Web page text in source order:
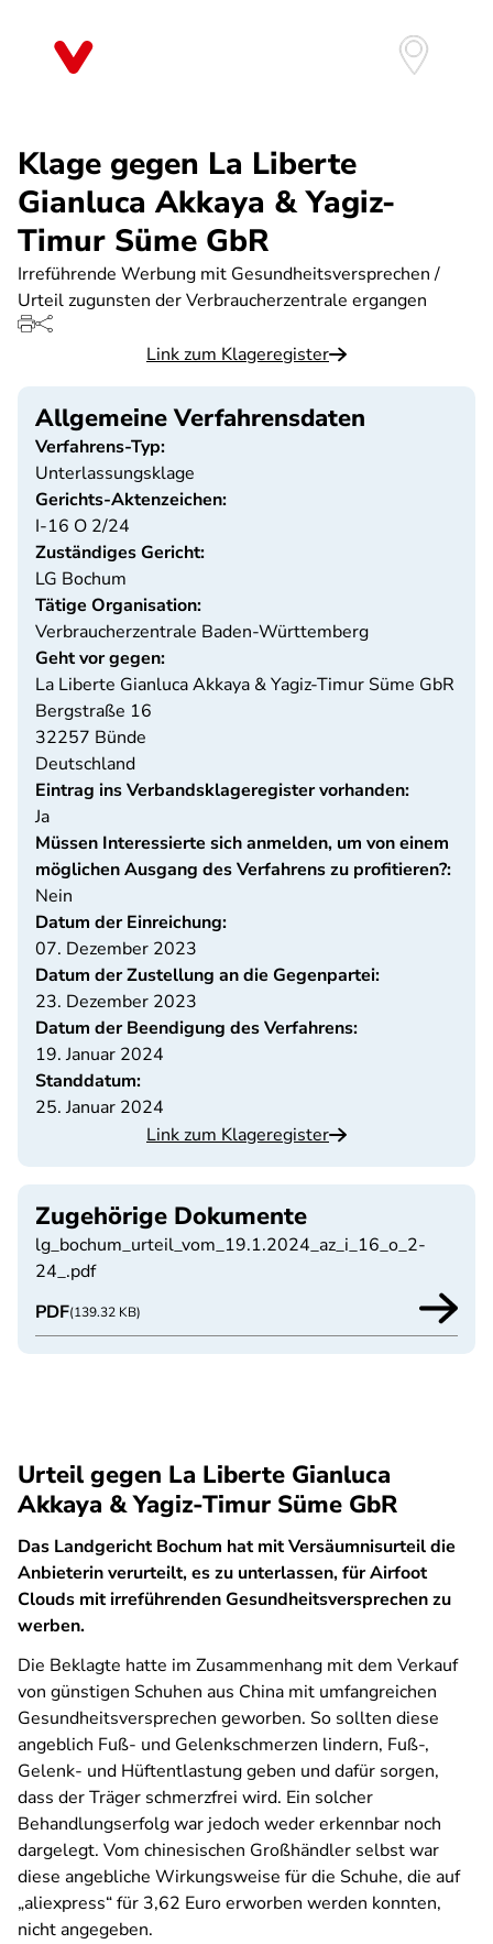
Klage gegen La Liberte
Gianluca Akkaya & Yagiz-
Timur Süme GbR
Irreführende Werbung mit Gesundheitsversprechen /
Urteil zugunsten der Verbraucherzentrale ergangen
Link zum Klageregister
Allgemeine Verfahrensdaten
Verfahrens-Typ:
Unterlassungsklage
Gerichts-Aktenzeichen:
I-16 O 2/24
Zuständiges Gericht:
LG Bochum
Tätige Organisation:
Verbraucherzentrale Baden-Württemberg
Geht vor gegen:
La Liberte Gianluca Akkaya & Yagiz-Timur Süme GbR
Bergstraße 16
32257 Bünde
Deutschland
Eintrag ins Verbandsklageregister vorhanden:
Ja
Müssen Interessierte sich anmelden, um von einem
möglichen Ausgang des Verfahrens zu profitieren?:
Nein
Datum der Einreichung:
07. Dezember 2023
Datum der Zustellung an die Gegenpartei:
23. Dezember 2023
Datum der Beendigung des Verfahrens:
19. Januar 2024
Standdatum:
25. Januar 2024
Link zum Klageregister
Zugehörige Dokumente
lg_bochum_urteil_vom_19.1.2024_az_i_16_o_2-
24_.pdf
PDF(139.32 KB)
Urteil gegen La Liberte Gianluca
Akkaya & Yagiz-Timur Süme GbR
Das Landgericht Bochum hat mit Versäumnisurteil die
Anbieterin verurteilt, es zu unterlassen, für Airfoot
Clouds mit irreführenden Gesundheitsversprechen zu
werben.
Die Beklagte hatte im Zusammenhang mit dem Verkauf
von günstigen Schuhen aus China mit umfangreichen
Gesundheitsversprechen geworben. So sollten diese
angeblich Fuß- und Gelenkschmerzen lindern, Fuß-,
Gelenk- und Hüftentlastung geben und dafür sorgen,
dass der Träger schmerzfrei wird. Ein solcher
Behandlungserfolg war jedoch weder erkennbar noch
dargelegt. Vom chinesischen Großhändler selbst war
diese angebliche Wirkungsweise für die Schuhe, die auf
„aliexpress“ für 3,62 Euro erworben werden konnten,
nicht angegeben.